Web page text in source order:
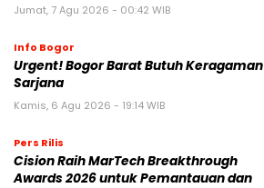
Jumat, 7 Agu 2026 - 00:42 WIB
Info Bogor
Urgent! Bogor Barat Butuh Keragaman
Sarjana
Kamis, 6 Agu 2026 - 19:14 WIB
Pers Rilis
Cision Raih MarTech Breakthrough
Awards 2026 untuk Pemantauan dan